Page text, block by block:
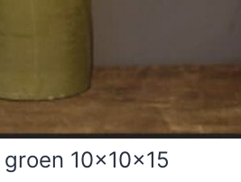
10x10x15